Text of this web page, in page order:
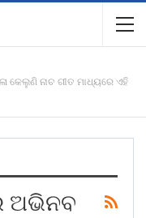
କେଲୁଣି ନାଚ ଗୀତ ମାଧ୍ୟରେ ଏହି
ଅଭିନବ